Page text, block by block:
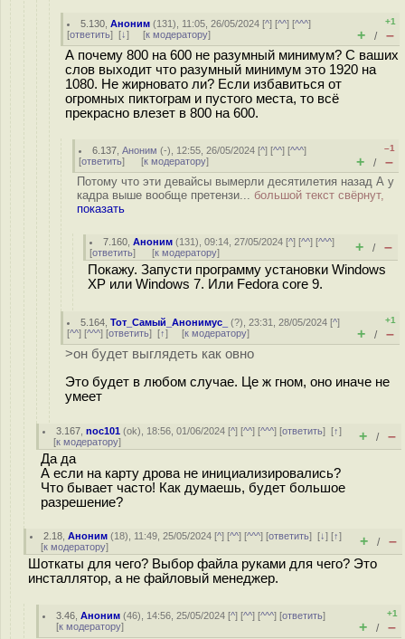
5.130 ,Аноним (131), 11:05, 26/05/2024 [^] [^^] [^^^]
[ответить] [↓] [к модератору]
+1
+ / –
А почему 800 на 600 не разумный минимум? С ваших
слов выходит что разумный минимум это 1920 на
1080. Не жирновато ли? Если избавиться от
огромных пиктограм и пустого места, то всё
прекрасно влезет в 800 на 600.
6.137 ,Аноним (-), 12:55, 26/05/2024 [^] [^^] [^^^]
[ответить] [к модератору]
–1
+ / –
Потому что эти девайсы вымерли десятилетия назад А у
кадра выше вообще претензи... большой текст свёрнут,
показать
7.160 ,Аноним (131), 09:14, 27/05/2024 [^] [^^] [^^^]
[ответить] [к модератору] + / –
Покажу. Запусти программу установки Windows
XP или Windows 7. Или Fedora core 9.
5.164 ,Тот_Самый_Анонимус_ (?), 23:31, 28/05/2024 [^]
[^^] [^^^] [ответить] [↑] [к модератору]
+1
+ / –
>он будет выглядеть как овно
Это будет в любом случае. Це ж гном, оно иначе не
умеет
3.167 ,noc101 (ok), 18:56, 01/06/2024 [^] [^^] [^^^] [ответить][↑]
[к модератору] + / –
Да да
А если на карту дрова не инициализировались?
Что бывает часто! Как думаешь, будет большое
разрешение?
2.18 ,Аноним (18), 11:49, 25/05/2024 [^] [^^] [^^^] [ответить][↓] [↑]
[к модератору] + / –
Шоткаты для чего? Выбор файла руками для чего? Это
инсталлятор, а не файловый менеджер.
3.46 ,Аноним (46), 14:56, 25/05/2024 [^] [^^] [^^^] [ответить]
[к модератору]
+1
+ / –